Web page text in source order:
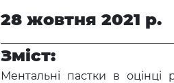
28 жовтня 2021 р.
Зміст:
Ментальні пастки в